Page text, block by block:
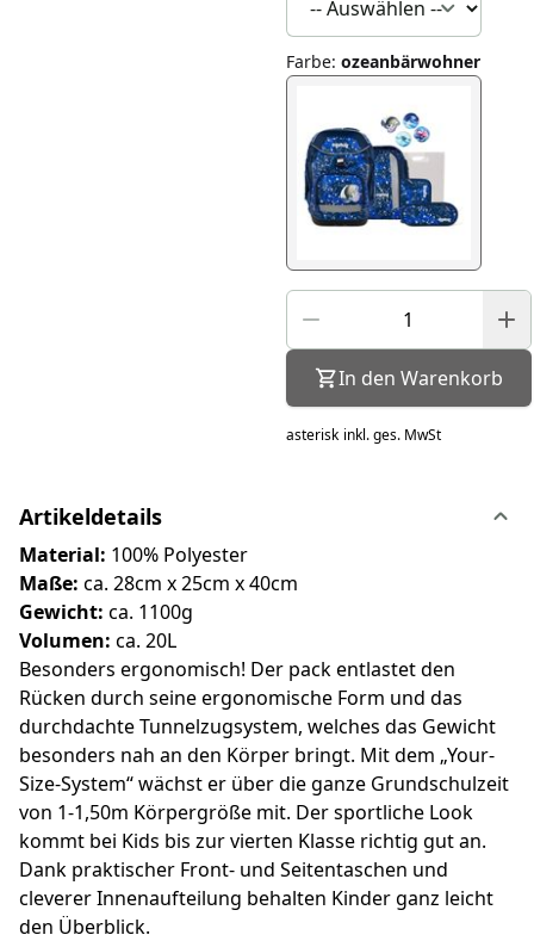
Farbe: ozeanbärwohner
In den Warenkorb
asterisk inkl. ges. MwSt
Artikeldetails
Material: 100% Polyester
Maße: ca. 28cm x 25cm x 40cm
Gewicht: ca. 1100g
Volumen: ca. 20L
Besonders ergonomisch! Der pack entlastet den
Rücken durch seine ergonomische Form und das
durchdachte Tunnelzugsystem, welches das Gewicht
besonders nah an den Körper bringt. Mit dem „Your-
Size-System“ wächst er über die ganze Grundschulzeit
von 1-1,50m Körpergröße mit. Der sportliche Look
kommt bei Kids bis zur vierten Klasse richtig gut an.
Dank praktischer Front- und Seitentaschen und
cleverer Innenaufteilung behalten Kinder ganz leicht
den Überblick.